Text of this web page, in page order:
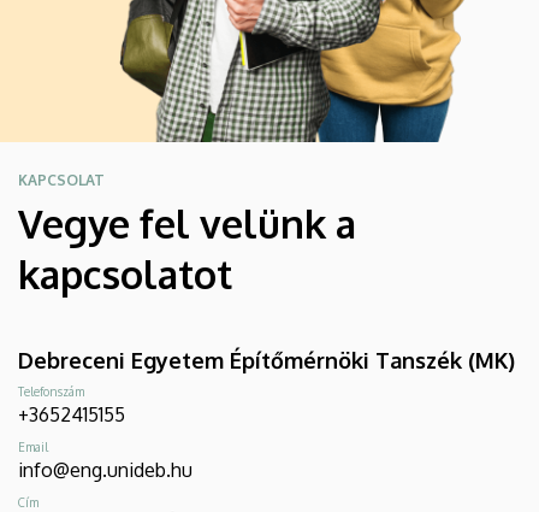
KAPCSOLAT
Vegye fel velünk a
kapcsolatot
Debreceni Egyetem Építőmérnöki Tanszék (MK)
Telefonszám
+3652415155
Email
info@eng.unideb.hu
Cím